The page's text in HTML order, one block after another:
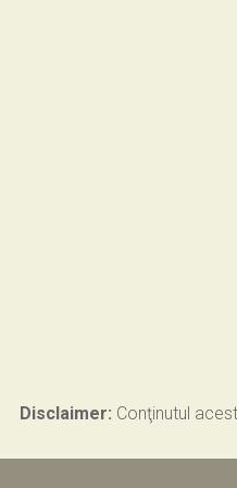
Disclaimer: Conţinutul